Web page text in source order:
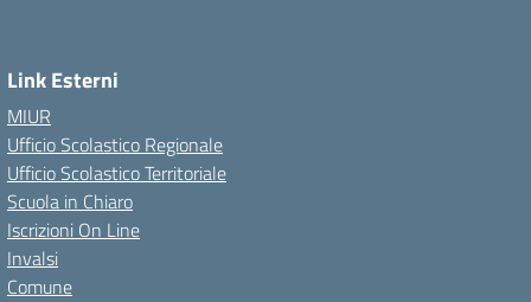
Link Esterni
MIUR
Ufficio Scolastico Regionale
Ufficio Scolastico Territoriale
Scuola in Chiaro
Iscrizioni On Line
Invalsi
Comune